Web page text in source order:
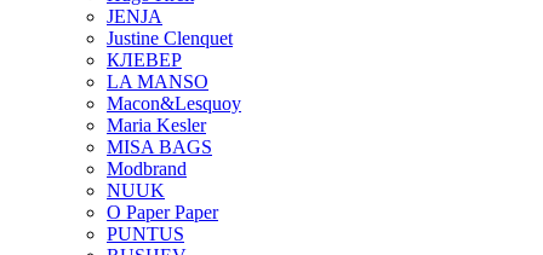
JENJA
Justine Clenquet
КЛЕВЕР
LA MANSO
Macon&Lesquoy
Maria Kesler
MISA BAGS
Modbrand
NUUK
O Paper Paper
PUNTUS